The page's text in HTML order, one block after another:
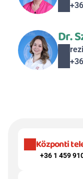
Dr.
Központi
+36 1 459